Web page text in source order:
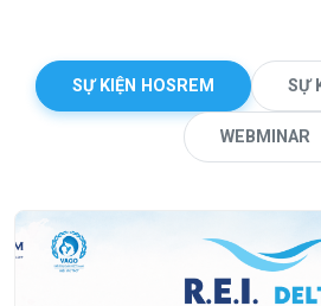
SỰ KIỆN HOSREM SỰ
WEBMINAR